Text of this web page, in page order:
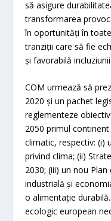
să asigure
transformarea
în oportunități în
tranziții care să fie
și favorabilă
COM urmează să
2020 și un pachet
reglementeze
2050 primul
climatic, respectiv: (i)
privind clima; (ii)
2030; (iii) un nou
industrială și
o alimentație
ecologic european